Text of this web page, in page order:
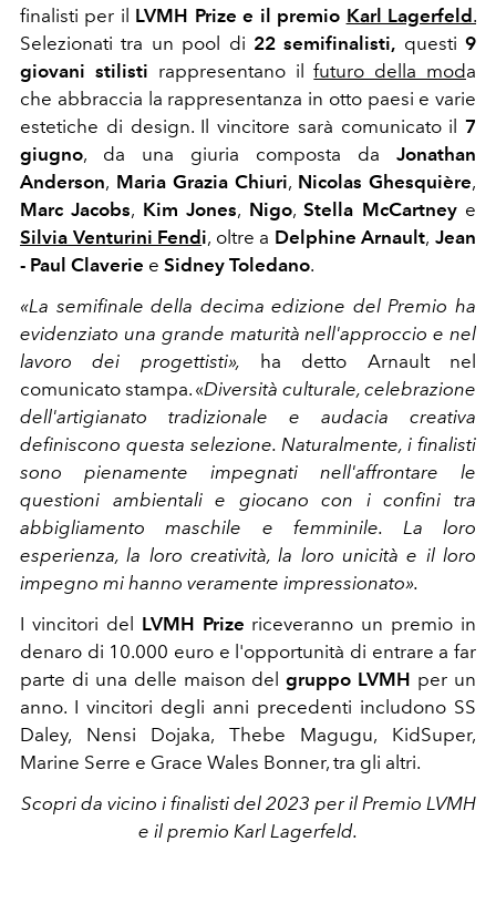
finalisti per il LVMH Prize e il premio Karl Lagerfeld .
Selezionati tra un pool di 22 semifinalisti, questi 9
giovani stilisti rappresentano ilfuturo della moda
che abbraccia la rappresentanza in otto paesi e varie
estetiche di design. Il vincitore sarà comunicato il 7
giugno, da una giuria composta da Jonathan
Anderson, Maria Grazia Chiuri, Nicolas Ghesquière,
Marc Jacobs, Kim Jones, Nigo,Stella McCartneye
Silvia Venturini Fend i, oltre a Delphine Arnault, Jean
- Paul Claverie e Sidney Toledano.
«La semifinale della decima edizione del Premio ha
evidenziato una grande maturità nell'approccio e nel
lavoro dei progettisti», ha detto Arnault nel
comunicato stampa. «Diversità culturale, celebrazione
dell'artigianato tradizionale e audacia creativa
definiscono questa selezione. Naturalmente, i finalisti
sono pienamente impegnati nell'affrontare le
questioni ambientali e giocano con i confini tra
abbigliamento maschile e femminile. La loro
esperienza, la loro creatività, la loro unicità e il loro
impegno mi hanno veramente impressionato».
I vincitori del LVMH Prize riceveranno un premio in
denaro di 10.000 euro e l'opportunità di entrare a far
parte di una delle maison delgruppo LVMH per un
anno. I vincitori degli anni precedenti includono SS
Daley, Nensi Dojaka, Thebe Magugu, KidSuper,
Marine Serre e Grace Wales Bonner, tra gli altri.
Scopri da vicino i finalisti del 2023 per il Premio LVMH
e il premio Karl Lagerfeld.